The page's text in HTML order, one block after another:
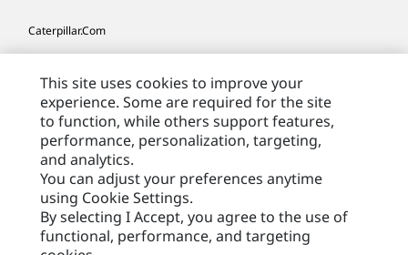
Caterpillar.com
Caterpillar Kontakt
Moje Preferencje Marketingowe
Site Map
Cookie Settings
Legal
Privacy
This site uses cookies to improve your
experience. Some are required for the site
to function, while others support features,
performance, personalization, targeting,
and analytics.
You can adjust your preferences anytime
using Cookie Settings.
By selecting I Accept, you agree to the use of
functional, performance, and targeting